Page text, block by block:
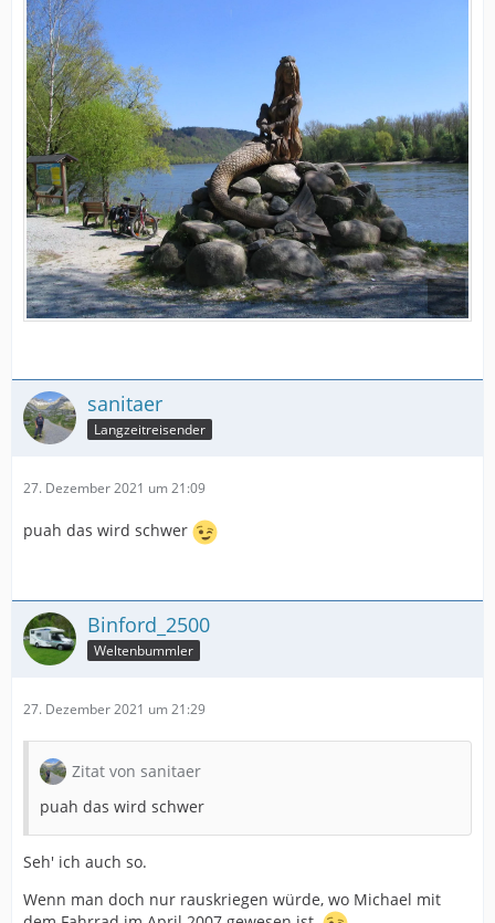
sanitaer
Langzeitreisender
27. Dezember 2021 um 21:09
puah das wird schwer
Binford_2500
Weltenbummler
27. Dezember 2021 um 21:29
Zitat von sanitaer
puah das wird schwer
Seh' ich auch so.
Wenn man doch nur rauskriegen würde, wo Michael mit